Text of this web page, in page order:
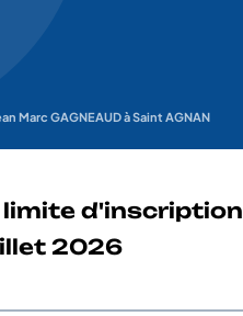
Marc GAGNEAUD à Saint AGNAN
limite d'inscription
2026